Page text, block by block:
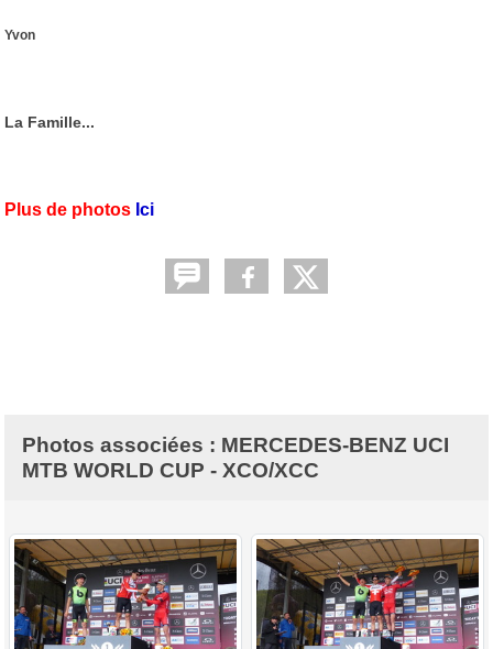
Yvon
La Famille...
Plus de photos Ici
Photos associées : MERCEDES-BENZ UCI
MTB WORLD CUP - XCO/XCC